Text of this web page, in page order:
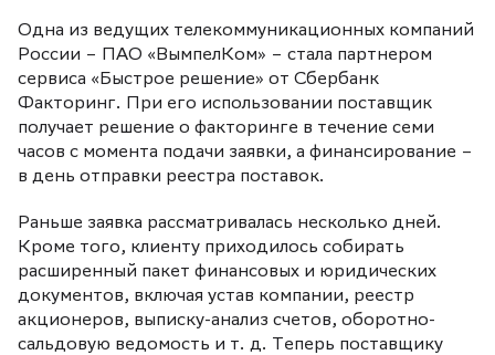
Одна из ведущих телекоммуникационных компаний
России – ПАО «ВымпелКом» – стала партнером
сервиса «Быстрое решение» от Сбербанк
Факторинг. При его использовании поставщик
получает решение о факторинге в течение семи
часов с момента подачи заявки, а финансирование –
в день отправки реестра поставок.
Раньше заявка рассматривалась несколько дней.
Кроме того, клиенту приходилось собирать
расширенный пакет финансовых и юридических
документов, включая устав компании, реестр
акционеров, выписку-анализ счетов, оборотно-
сальдовую ведомость и т. д. Теперь поставщику